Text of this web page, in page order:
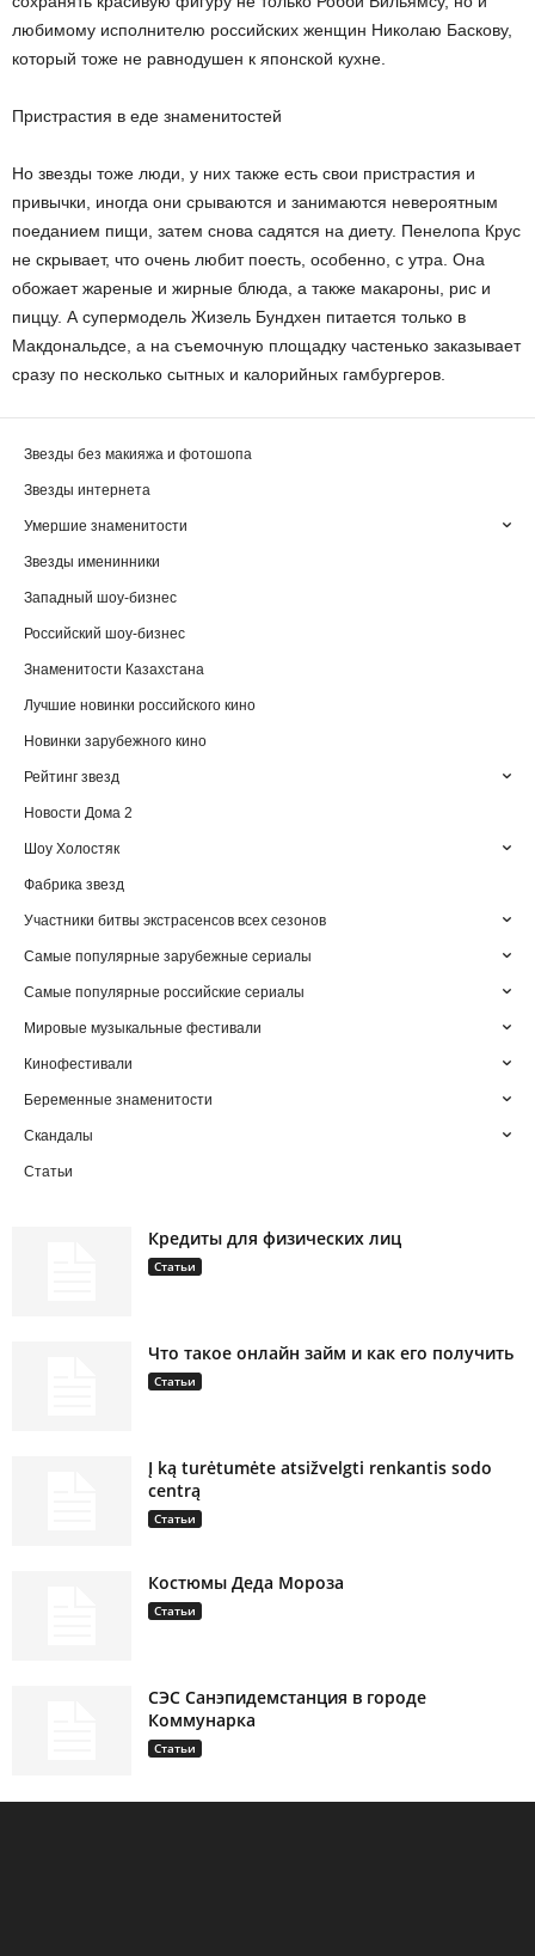
любимому исполнителю российских женщин Николаю Баскову,
который тоже не равнодушен к японской кухне.
Пристрастия в еде знаменитостей
Но звезды тоже люди, у них также есть свои пристрастия и
привычки, иногда они срываются и занимаются невероятным
поеданием пищи, затем снова садятся на диету. Пенелопа Крус
не скрывает, что очень любит поесть, особенно, с утра. Она
обожает жареные и жирные блюда, а также макароны, рис и
пиццу. А супермодель Жизель Бундхен питается только в
Макдональдсе, а на съемочную площадку частенько заказывает
сразу по несколько сытных и калорийных гамбургеров.
Звезды без макияжа и фотошопа
Звезды интернета
Умершие знаменитости
Звезды именинники
Западный шоу-бизнес
Российский шоу-бизнес
Знаменитости Казахстана
Лучшие новинки российского кино
Новинки зарубежного кино
Рейтинг звезд
Новости Дома 2
Шоу Холостяк
Фабрика звезд
Участники битвы экстрасенсов всех сезонов
Самые популярные зарубежные сериалы
Самые популярные российские сериалы
Мировые музыкальные фестивали
Кинофестивали
Беременные знаменитости
Скандалы
Статьи
Кредиты для физических лиц
Статьи
Что такое онлайн займ и как его получить
Статьи
Į ką turėtumėte atsižvelgti renkantis sodo
centrą
Статьи
Костюмы Деда Мороза
Статьи
СЭС Санэпидемстанция в городе
Коммунарка
Статьи